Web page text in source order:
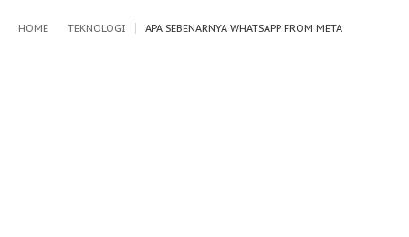
HOME TEKNOLOGI APA SEBENARNYA WHATSAPP FROM META